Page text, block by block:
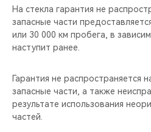
На стекла гарантия не
запасные части
или 30 000 км пробега, в
наступит ранее.
Гарантия не распространяется
запасные части, а также
результате использования
частей.